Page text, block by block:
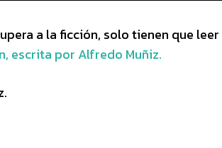
a la ficción, solo tienen que leer
escrita por Alfredo Muñiz.